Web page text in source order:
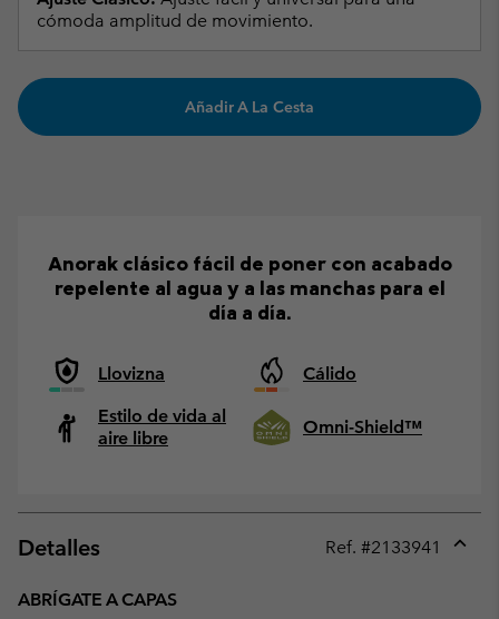
cómoda amplitud de movimiento.
Añadir A La Cesta
Anorak clásico fácil de poner con acabado
repelente al agua y a las manchas para el
día a día.
Llovizna
Cálido
Estilo de vida al
aire libre
Omni-Shield™
Detalles Ref. #2133941
ABRÍGATE A CAPAS